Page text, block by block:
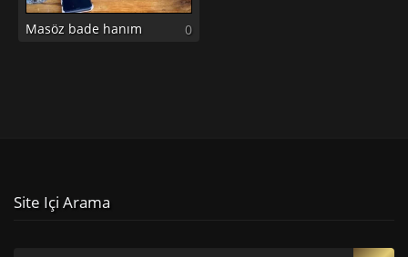
Masöz bade hanım 0
Site Içi Arama